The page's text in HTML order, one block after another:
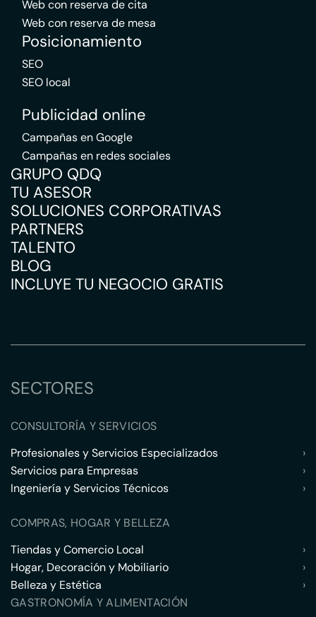
Web con reserva de cita
Web con reserva de mesa
Posicionamiento
SEO
SEO local
Publicidad online
Campañas en Google
Campañas en redes sociales
GRUPO QDQ
TU ASESOR
SOLUCIONES CORPORATIVAS
PARTNERS
TALENTO
BLOG
INCLUYE TU NEGOCIO GRATIS
SECTORES
CONSULTORÍA Y SERVICIOS
Profesionales y Servicios Especializados
›
Servicios para Empresas
›
Ingeniería y Servicios Técnicos
›
COMPRAS, HOGAR Y BELLEZA
Tiendas y Comercio Local
›
Hogar, Decoración y Mobiliario
›
Belleza y Estética
›
GASTRONOMÍA Y ALIMENTACIÓN